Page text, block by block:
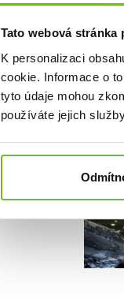
Tato webová stránka
K personalizaci
cookie. Informace o
tyto údaje mohou
používáte jejich